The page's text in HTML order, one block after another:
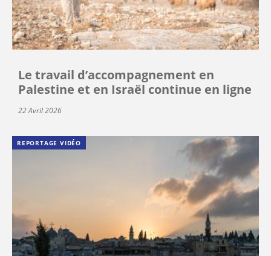
Le travail d’accompagnement en
Palestine et en Israël continue en ligne
22 Avril 2026
REPORTAGE VIDÉO